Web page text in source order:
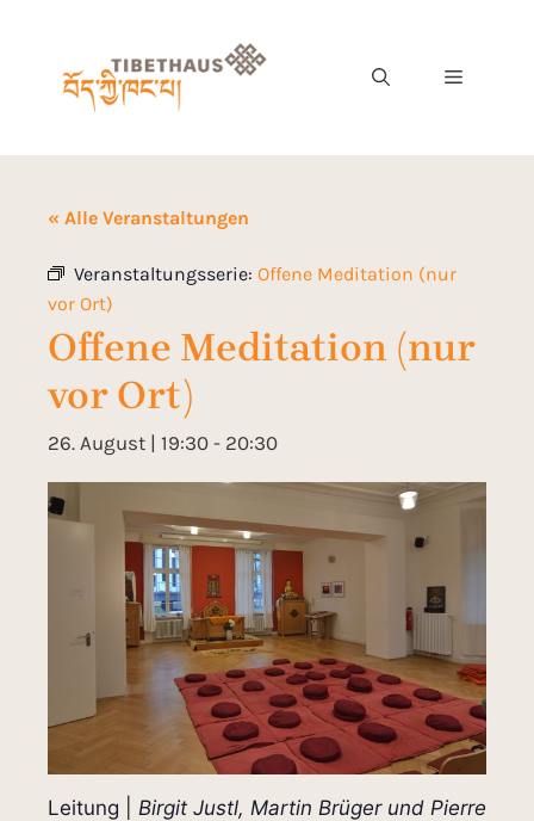
« Alle Veranstaltungen
Veranstaltungsserie: Offene Meditation (nur
vor Ort)
Offene Meditation (nur
vor Ort)
26. August | 19:30 - 20:30
Leitung | Birgit Justl, Martin Brüger und Pierre